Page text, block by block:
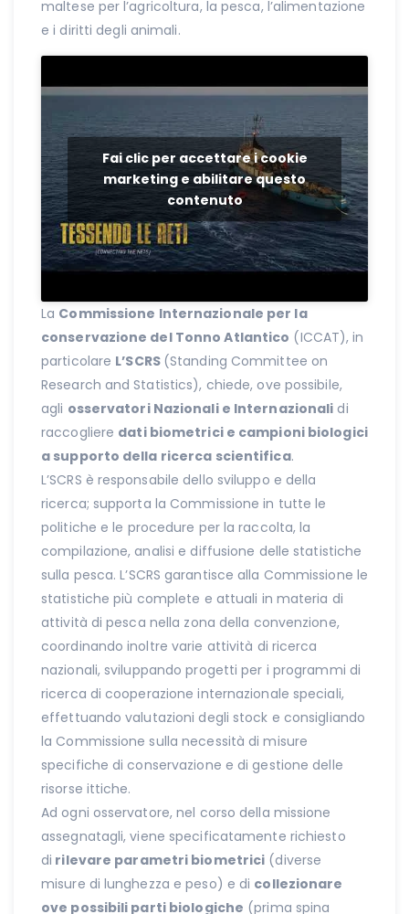
maltese per l’agricoltura, la pesca, l’alimentazione
e i diritti degli animali.
Fai clic per accettare i cookie
marketing e abilitare questo
contenuto
La Commissione Internazionale per la
conservazione del Tonno Atlantico (ICCAT), in
particolare L’SCRS (Standing Committee on
Research and Statistics), chiede, ove possibile,
agli osservatori Nazionali e Internazionali di
raccogliere dati biometrici e campioni biologici
a supporto della ricerca scientifica.
L’SCRS è responsabile dello sviluppo e della
ricerca; supporta la Commissione in tutte le
politiche e le procedure per la raccolta, la
compilazione, analisi e diffusione delle statistiche
sulla pesca. L’SCRS garantisce alla Commissione le
statistiche più complete e attuali in materia di
attività di pesca nella zona della convenzione,
coordinando inoltre varie attività di ricerca
nazionali, sviluppando progetti per i programmi di
ricerca di cooperazione internazionale speciali,
effettuando valutazioni degli stock e consigliando
la Commissione sulla necessità di misure
specifiche di conservazione e di gestione delle
risorse ittiche.
Ad ogni osservatore, nel corso della missione
assegnatagli, viene specificatamente richiesto
di rilevare parametri biometrici (diverse
misure di lunghezza e peso) e di collezionare
ove possibili parti biologiche (prima spina